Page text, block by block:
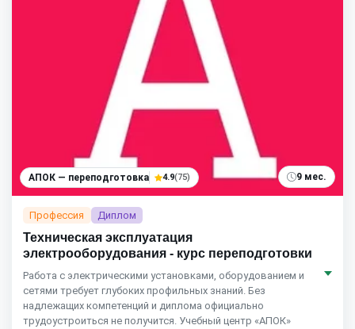
АПОК — переподготовка 4.9(75) 9 мес.
Профессия Диплом
Техническая эксплуатация
электрооборудования - курс переподготовки
Работа с электрическими установками, оборудованием и
сетями требует глубоких профильных знаний. Без
надлежащих компетенций и диплома официально
трудоустроиться не получится. Учебный центр «АПОК»